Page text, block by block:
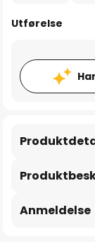
Utførelse
Anmeldelse